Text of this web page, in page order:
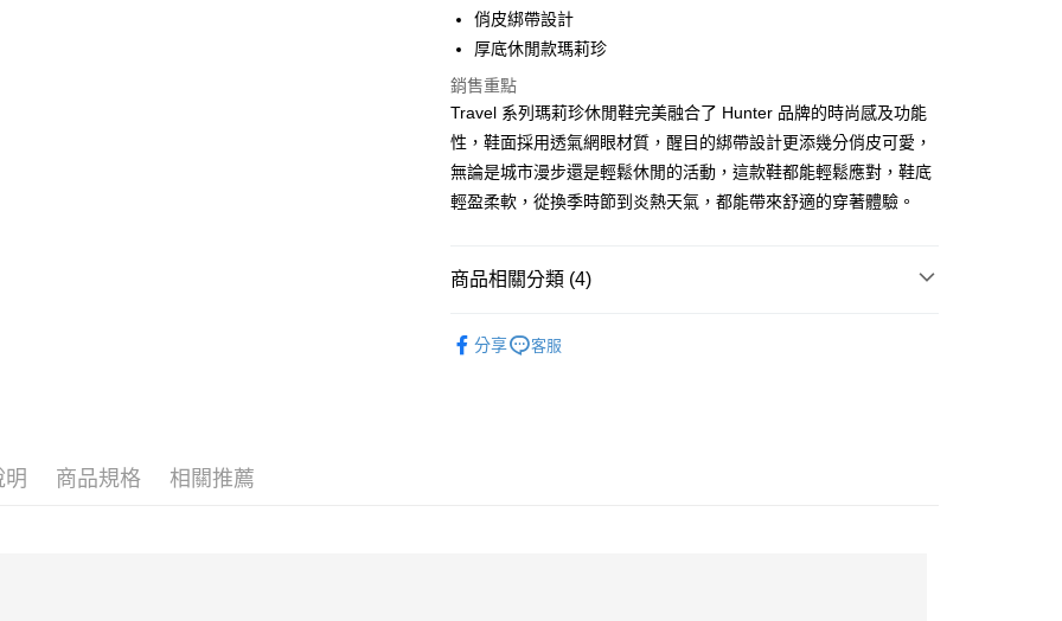
貨到付款
運送方式
付款後全家取貨
免運費
付款後萊爾富取貨
付款後7-11取貨
新竹貨運
俏皮綁帶設計
厚底休閒款瑪莉珍
銷售重點
Travel 系列瑪莉珍休閒鞋完美融合了 Hunter 品牌的時尚感及功能
性，鞋面採用透氣網眼材質，醒目的綁帶設計更添幾分俏皮可愛，
無論是城市漫步還是輕鬆休閒的活動，這款鞋都能輕鬆應對，鞋底
輕盈柔軟，從換季時節到炎熱天氣，都能帶來舒適的穿著體驗。
商品相關分類 (4)
分享 客服
明 商品規格 相關推薦